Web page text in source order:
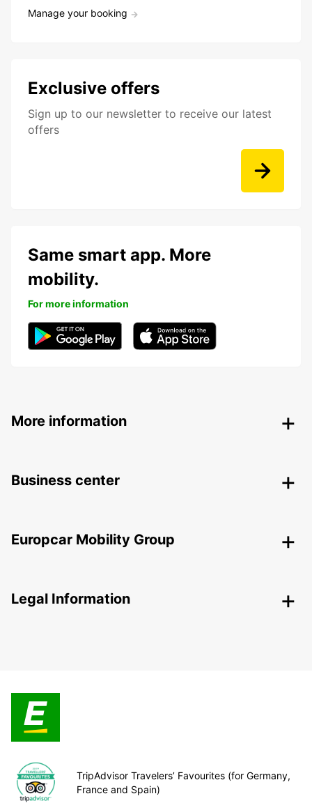
Manage your booking
Exclusive offers
Sign up to our newsletter to receive our latest
offers
Same smart app. More
mobility.
For more information
More information
Business center
Europcar Mobility Group
Legal Information
TripAdvisor Travelers’ Favourites (for Germany,
France and Spain)